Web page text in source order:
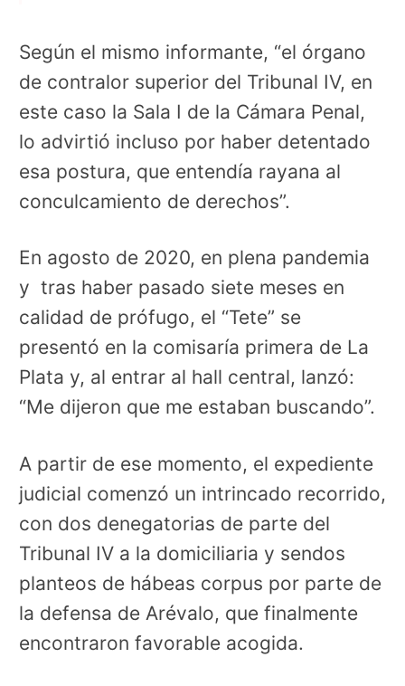
Según el mismo informante, “el órgano
de contralor superior del Tribunal IV, en
este caso la Sala I de la Cámara Penal,
lo advirtió incluso por haber detentado
esa postura, que entendía rayana al
conculcamiento de derechos”.
En agosto de 2020, en plena pandemia
y tras haber pasado siete meses en
calidad de prófugo, el “Tete” se
presentó en la comisaría primera de La
Plata y, al entrar al hall central, lanzó:
“Me dijeron que me estaban buscando”.
A partir de ese momento, el expediente
judicial comenzó un intrincado recorrido,
con dos denegatorias de parte del
Tribunal IV a la domiciliaria y sendos
planteos de hábeas corpus por parte de
la defensa de Arévalo, que finalmente
encontraron favorable acogida.